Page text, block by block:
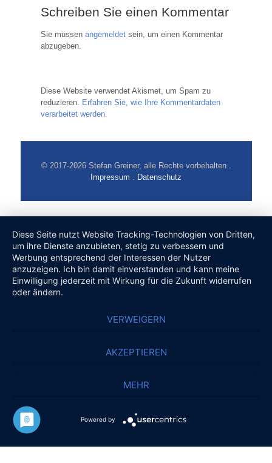
Schreiben Sie einen Kommentar
Sie müssen angemeldetsein, um einen Kommentar
abzugeben.
Diese Website verwendet Akismet, um Spam zu
reduzieren. Erfahren Sie, wie Ihre Kommentardaten
verarbeitet werden.
© 2017-2026 Stefan Greiner, alle Rechte vorbehalten .
Impressum
Datenschutz
Diese Seite nutzt Website Tracking-Technologien von Dritten,
um ihre Dienste anzubieten, stetig zu verbessern und
Werbung entsprechend der Interessen der Nutzer
anzuzeigen. Ich bin damit einverstanden und kann meine
Einwilligung jederzeit mit Wirkung für die Zukunft widerrufen
oder ändern.
VERWEIGERN
AKZEPTIEREN
MEHR
Powered by